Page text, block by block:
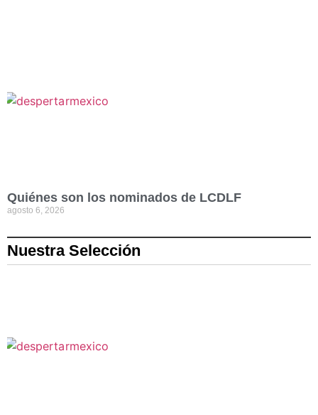
Quiénes son los nominados de LCDLF
agosto 6, 2026
Nuestra Selección